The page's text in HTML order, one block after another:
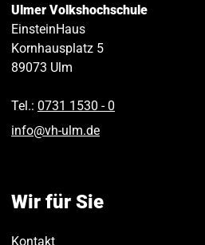
Ulmer Volkshochschule
EinsteinHaus
Kornhausplatz 5
89073 Ulm
Tel.: 0731 1530 ‑ 0
info@vh-ulm.de
Wir für Sie
Kontakt